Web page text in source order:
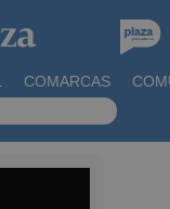
COMARCAS